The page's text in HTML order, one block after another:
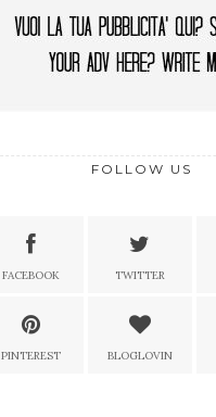
FOLLOW US
FACEBOOK TWITTER
PINTEREST BLOGLOVIN